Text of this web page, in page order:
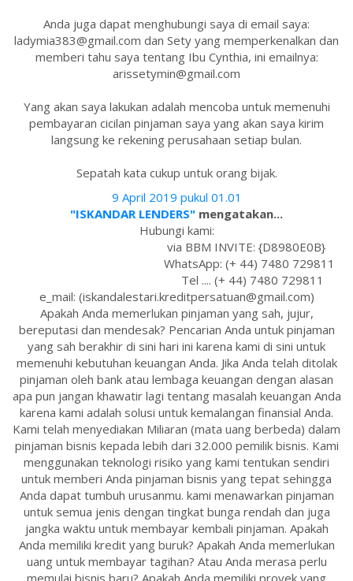
Anda juga dapat menghubungi saya di email saya:
ladymia383@gmail.com dan Sety yang memperkenalkan dan
memberi tahu saya tentang Ibu Cynthia, ini emailnya:
arissetymin@gmail.com
Yang akan saya lakukan adalah mencoba untuk memenuhi
pembayaran cicilan pinjaman saya yang akan saya kirim
langsung ke rekening perusahaan setiap bulan.
Sepatah kata cukup untuk orang bijak.
9 April 2019 pukul 01.01
"ISKANDAR LENDERS" mengatakan...
Hubungi kami:
via BBM INVITE: {D8980E0B}
WhatsApp: (+ 44) 7480 729811
Tel .... (+ 44) 7480 729811
e_mail: (iskandalestari.kreditpersatuan@gmail.com)
Apakah Anda memerlukan pinjaman yang sah, jujur,
bereputasi dan mendesak? Pencarian Anda untuk pinjaman
yang sah berakhir di sini hari ini karena kami di sini untuk
memenuhi kebutuhan keuangan Anda. Jika Anda telah ditolak
pinjaman oleh bank atau lembaga keuangan dengan alasan
apa pun jangan khawatir lagi tentang masalah keuangan Anda
karena kami adalah solusi untuk kemalangan finansial Anda.
Kami telah menyediakan Miliaran (mata uang berbeda) dalam
pinjaman bisnis kepada lebih dari 32.000 pemilik bisnis. Kami
menggunakan teknologi risiko yang kami tentukan sendiri
untuk memberi Anda pinjaman bisnis yang tepat sehingga
Anda dapat tumbuh urusanmu. kami menawarkan pinjaman
untuk semua jenis dengan tingkat bunga rendah dan juga
jangka waktu untuk membayar kembali pinjaman. Apakah
Anda memiliki kredit yang buruk? Apakah Anda memerlukan
uang untuk membayar tagihan? Atau Anda merasa perlu